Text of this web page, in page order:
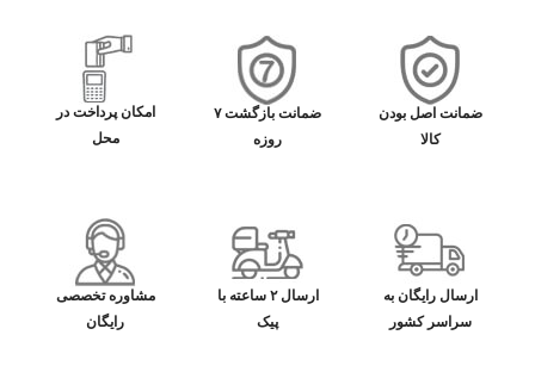
ضمانت اصل بودن
کالا
ضمانت بازگشت ۷
روزه
امکان پرداخت در
محل
ارسال رایگان به
سراسر کشور
ارسال ۲ ساعته با
پیک
مشاوره تخصصی
رایگان